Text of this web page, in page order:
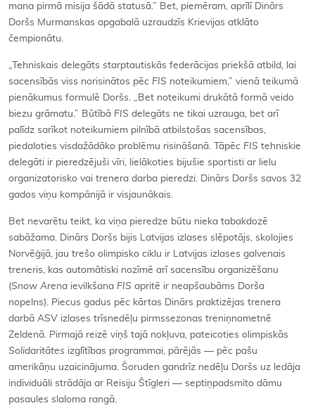
mana pirmā misija šādā statusā.” Bet, piemēram, aprīlī Dinārs
Doršs Murmanskas apgabalā uzraudzīs Krievijas atklāto
čempionātu.
„Tehniskais delegāts starptautiskās federācijas priekšā atbild, lai
sacensībās viss norisinātos pēc FIS noteikumiem,” vienā teikumā
pienākumus formulē Doršs. „Bet noteikumi drukātā formā veido
biezu grāmatu.” Būtībā FIS delegāts ne tikai uzrauga, bet arī
palīdz sarīkot noteikumiem pilnībā atbilstošas sacensības,
piedaloties visdažādāko problēmu risināšanā. Tāpēc FIS tehniskie
delegāti ir pieredzējuši vīri, lielākoties bijušie sportisti ar lielu
organizatorisko vai trenera darba pieredzi. Dinārs Doršs savos 32
gados viņu kompānijā ir visjaunākais.
Bet nevarētu teikt, ka viņa pieredze būtu nieka tabakdozē
sabāžama. Dinārs Doršs bijis Latvijas izlases slēpotājs, skolojies
Norvēģijā, jau trešo olimpisko ciklu ir Latvijas izlases galvenais
treneris, kas automātiski nozīmē arī sacensību organizēšanu
(Snow Arena ievilkšana FIS apritē ir neapšaubāms Dorša
nopelns). Piecus gadus pēc kārtas Dinārs praktizējas trenera
darbā ASV izlases trīsnedēļu pirmssezonas treniņnometnē
Zeldenā. Pirmajā reizē viņš tajā nokļuva, pateicoties olimpiskās
Solidaritātes izglītības programmai, pārējās — pēc pašu
amerikāņu uzaicinājuma. Šoruden gandrīz nedēļu Doršs uz ledāja
individuāli strādāja ar Reisiju Štīgleri — septiņpadsmito dāmu
pasaules slaloma rangā.